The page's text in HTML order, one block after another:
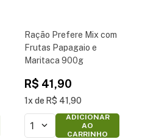
Ração Prefere Mix com
Frutas Papagaio e
Maritaca 900g
R$ 41 ,90
1 R$ 41 ,90
1
ADICIONAR
AO
CARRINHO